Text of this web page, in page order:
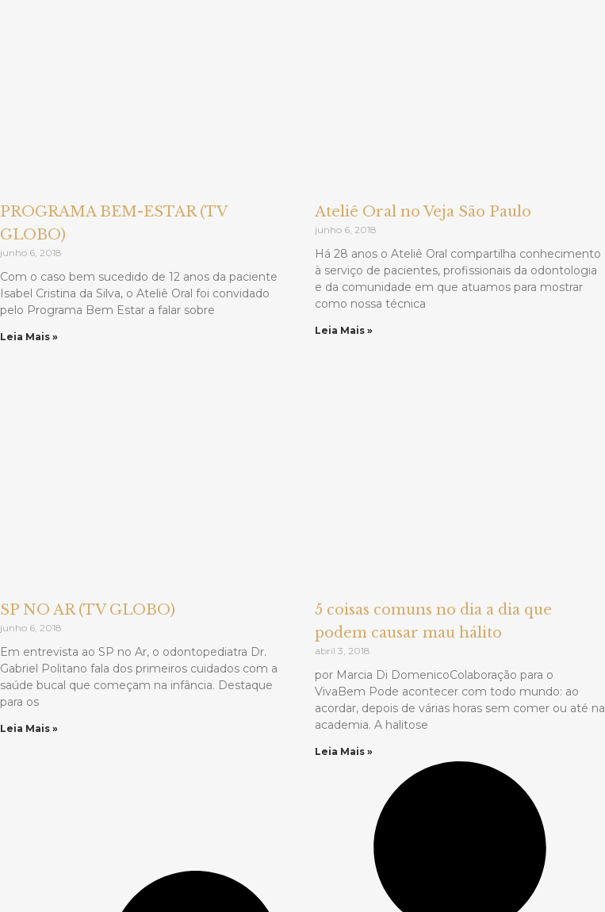
PROGRAMA BEM-ESTAR (TV
GLOBO)
junho 6, 2018
Com o caso bem sucedido de 12 anos da paciente
Isabel Cristina da Silva, o Ateliê Oral foi convidado
pelo Programa Bem Estar a falar sobre
Leia Mais »
Ateliê Oral no Veja São Paulo
junho 6, 2018
Há 28 anos o Ateliê Oral compartilha conhecimento
à serviço de pacientes, profissionais da odontologia
e da comunidade em que atuamos para mostrar
como nossa técnica
Leia Mais »
SP NO AR (TV GLOBO)
junho 6, 2018
Em entrevista ao SP no Ar, o odontopediatra Dr.
Gabriel Politano fala dos primeiros cuidados com a
saúde bucal que começam na infância. Destaque
para os
Leia Mais »
5 coisas comuns no dia a dia que
podem causar mau hálito
abril 3, 2018
por Marcia Di DomenicoColaboração para o
VivaBem Pode acontecer com todo mundo: ao
acordar, depois de várias horas sem comer ou até na
academia. A halitose
Leia Mais »